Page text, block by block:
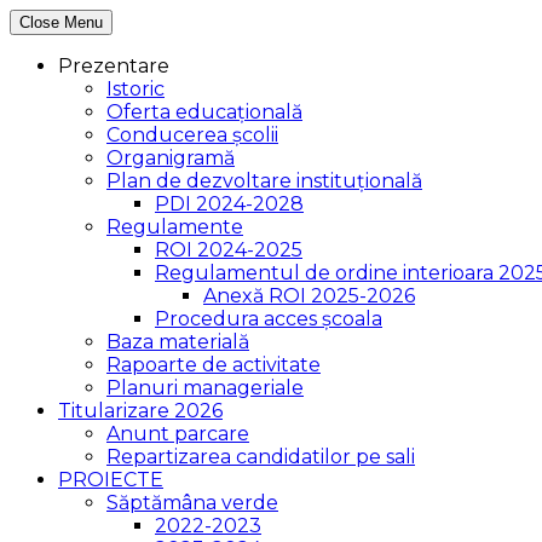
Close Menu
Prezentare
Istoric
Oferta educațională
Conducerea școlii
Organigramă
Plan de dezvoltare instituțională
PDI 2024-2028
Regulamente
ROI 2024-2025
Regulamentul de ordine interioara
Anexă ROI 2025-2026
Procedura acces școala
Baza materială
Rapoarte de activitate
Planuri manageriale
Titularizare 2026
Anunt parcare
Repartizarea candidatilor pe sali
PROIECTE
Săptămâna verde
2022-2023